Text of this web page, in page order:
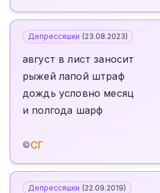
Депрессяшки (23.08.2023)
август в лист заносит
рыжей лапой штраф
дождь условно месяц
и полгода шарф
©СГ
Депрессяшки (22.09.2019)